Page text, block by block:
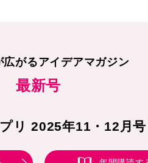
広がるアイデアマガジン
最新号
リ 2025年11・12月号